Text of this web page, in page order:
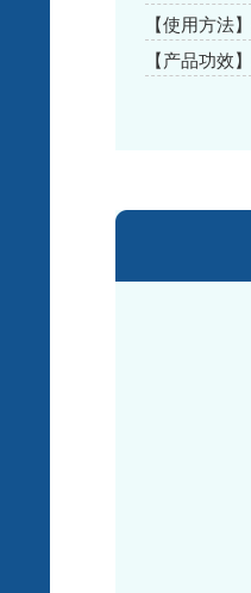
【使用方法】
【产品功效】